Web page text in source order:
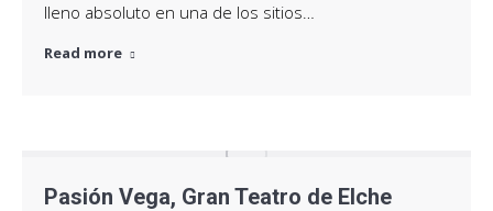
lleno absoluto en una de los sitios…
Read more
Pasión Vega, Gran Teatro de Elche